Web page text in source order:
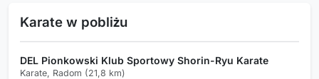
Karate w pobliżu
DEL Pionkowski Klub Sportowy Shorin-Ryu Karate
Karate, Radom (21,8 km)